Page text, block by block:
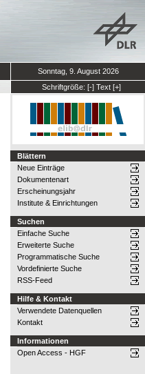
Sonntag, 9. August 2026
Schriftgröße: [-] Text [+]
Blättern
Neue Einträge
Dokumentenart
Erscheinungsjahr
Institute & Einrichtungen
Suchen
Einfache Suche
Erweiterte Suche
Programmatische Suche
Vordefinierte Suche
RSS-Feed
Hilfe & Kontakt
Verwendete Datenquellen
Kontakt
Informationen
Open Access - HGF